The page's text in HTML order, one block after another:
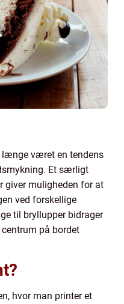
længe været en tendens
Et særligt
giver muligheden for at
ved forskellige
til bryllupper bidrager
på bordet
hvor man printer et